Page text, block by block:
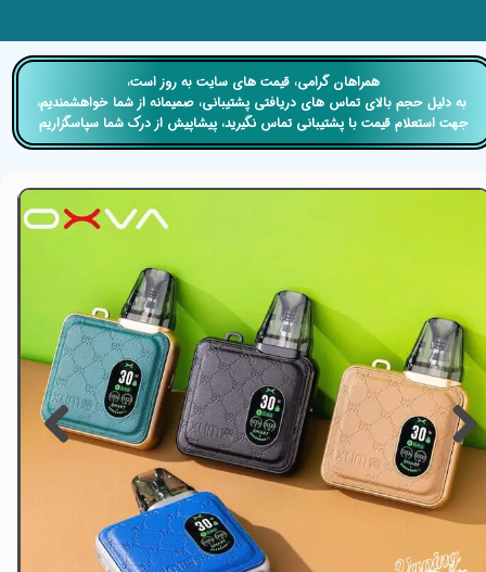
​​همراهان گرامی، قیمت های سایت به روز است،
​​​​​​​ به دلیل حجم بالای تماس های دریافتی پشتیبانی، صمیمانه از شما خواهشمندیم،
جهت استعلام قیمت با پشتیبانی تماس نگیرید، پیشاپیش از درک شما سپاسگزاریم